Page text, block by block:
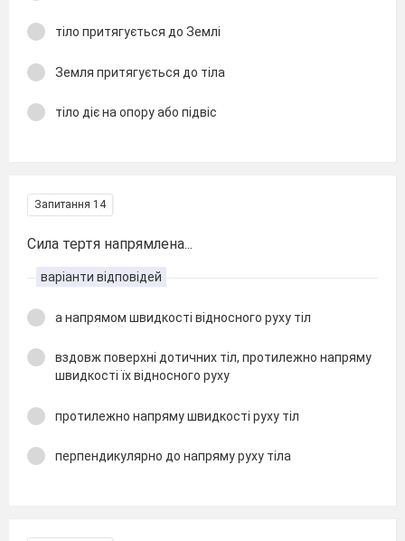
тіло притягується до Землі
Земля притягується до тіла
тіло діє на опору або підвіс
Запитання 14
Сила тертя напрямлена...
варіанти відповідей
а напрямом швидкості відносного руху тіл
вздовж поверхні дотичних тіл, протилежно напряму
швидкості їх відносного руху
протилежно напряму швидкості руху тіл
перпендикулярно до напряму руху тіла